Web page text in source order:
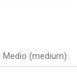
(medium)